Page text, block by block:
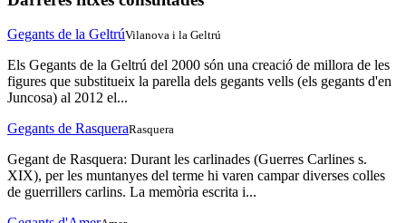
Gegants de la GeltrúVilanova i la Geltrú
Els Gegants de la Geltrú del 2000 són una creació de millora de les
figures que substitueix la parella dels gegants vells (els gegants d'en
Juncosa) al 2012 el...
Gegants de RasqueraRasquera
Gegant de Rasquera: Durant les carlinades (Guerres Carlines s.
XIX), per les muntanyes del terme hi varen campar diverses colles
de guerrillers carlins. La memòria escrita i...